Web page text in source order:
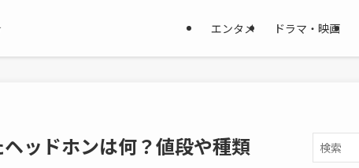
エンタメ ドラマ・映画
ッドホンは何？値段や種類